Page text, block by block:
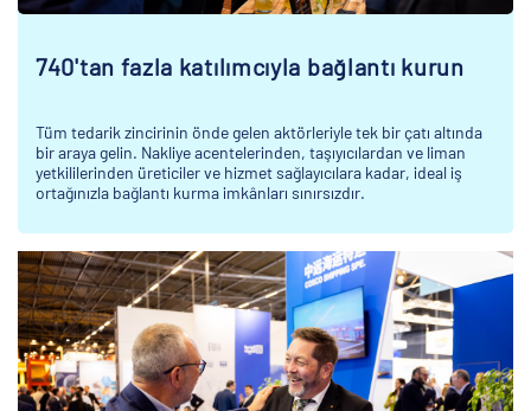
740'tan fazla katılımcıyla bağlantı kurun
Tüm tedarik zincirinin önde gelen aktörleriyle tek bir çatı altında
bir araya gelin. Nakliye acentelerinden, taşıyıcılardan ve liman
yetkililerinden üreticiler ve hizmet sağlayıcılara kadar, ideal iş
ortağınızla bağlantı kurma imkânları sınırsızdır.